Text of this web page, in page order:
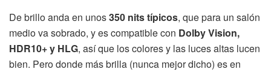
De brillo anda en unos350 nits típicos, que para un salón
medio va sobrado, y es compatible con Dolby Vision,
HDR10+ y HLG, así que los colores y las luces altas lucen
bien. Pero donde más brilla (nunca mejor dicho) es en